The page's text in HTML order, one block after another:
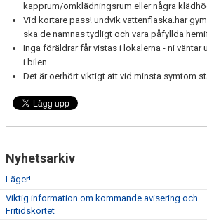
kapprum/omklädningsrum eller några
Vid kortare pass! undvik vattenflaska.har
ska de namnas tydligt och vara påfyllda
Inga föräldrar får vistas i lokalerna - ni väntar
i bilen.
Det är oerhört viktigt att vid minsta symtom
Nyhetsarkiv
Läger!
Viktig information om kommande avisering och
Fritidskortet